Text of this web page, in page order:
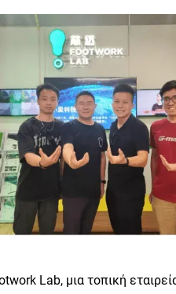
Lab, μια τοπική